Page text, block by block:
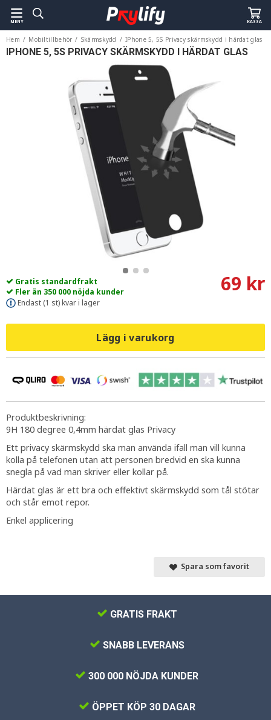
MENY KASSA
Hem / Mobiltillbehör / Skärmskydd / IPhone 5, 5S Privacy skärmskydd i härdat glas
IPHONE 5, 5S PRIVACY SKÄRMSKYDD I HÄRDAT GLAS
Gratis standardfrakt
Fler än 350 000 nöjda kunder
Endast (1 st) kvar i lager
69 kr
Lägg i varukorg
Produktbeskrivning:
9H 180 degree 0,4mm härdat glas Privacy
Ett privacy skärmskydd ska man använda ifall man vill kunna
kolla på telefonen utan att personen bredvid en ska kunna
snegla på vad man skriver eller kollar på.
Härdat glas är ett bra och effektivt skärmskydd som tål stötar
och står emot repor.
Enkel applicering
Spara som favorit
GRATIS FRAKT
SNABB LEVERANS
300 000 NÖJDA KUNDER
ÖPPET KÖP 30 DAGAR